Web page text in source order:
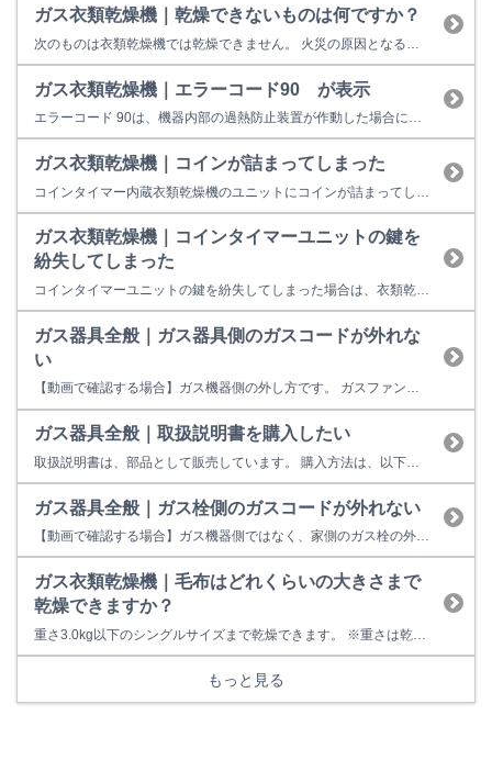
ガス衣類乾燥機｜乾燥できないものは何ですか？
次のものは衣類乾燥機では乾燥できません。 火災の原因となるもの 衣類自体を傷めるもの 機器を傷める原因となるもの 【火災の原因となるもの 】 ■油、薬品などが付着した衣類 （雑巾やタオル類も含む 食用油、機械油、動物系油、ドライクリーニング液、パーマ液、美容オイル（ボディオイル、エステ系のオイルなど）、ベンジン、シンナー、ガソリン、灯油、アルコールなど ■樹脂（セル...
ガス衣類乾燥機｜エラーコード90 が表示
エラーコード 90は、機器内部の過熱防止装置が作動した場合に表示します。排気部が閉塞されていたり、①糸くずフィルターがほこり詰まりや目詰まり、②吸気フィルターがほこり詰まりしている可能性があります。 ①糸くずフィルターのお手入れ ②吸気フィルターのお手入れ ③排湿口吹き出し口のお手入れ ワイヤーチューブブラシ等を利用して吹き出し口のほこりを除去してください。高所作業になる...
ガス衣類乾燥機｜コインが詰まってしまった
ガス衣類乾燥機｜コインタイマーユニットの鍵を
紛失してしまった
コインタイマーユニットの鍵を紛失してしまった場合は、衣類乾燥機を購入した販売店様に購入依頼をしてください。 ※リンナイで鍵の直接販売はしていません。
ガス器具全般｜ガス器具側のガスコードが外れな
い
【動画で確認する場合】ガス機器側の外し方です。 ガスファンヒーター、ガス炊飯器、ガス衣類乾燥機など。
ガス器具全般｜取扱説明書を購入したい
ガス器具全般｜ガス栓側のガスコードが外れない
【動画で確認する場合】ガス機器側ではなく、家側のガス栓の外し方です。
ガス衣類乾燥機｜毛布はどれくらいの大きさまで
乾燥できますか？
もっと見る